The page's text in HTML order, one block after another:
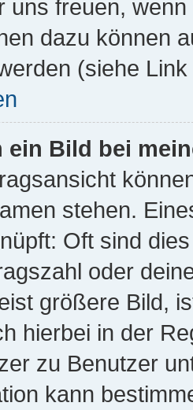
uns freuen,
dazu können
(siehe
ein Bild bei
stehen.
Oft sind
oder
größere Bild,
hierbei in der
zu Benutzer
kann